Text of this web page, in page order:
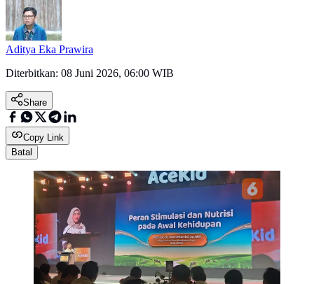
Aditya Eka Prawira
Diterbitkan: 08 Juni 2026, 06:00 WIB
Share
Copy Link
Batal